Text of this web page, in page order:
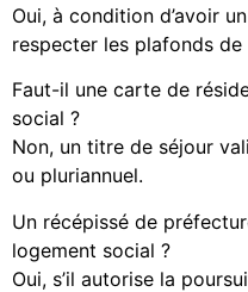
Oui, à condition d’avoir
respecter les plafonds de
Faut-il une carte de
social ?
Non, un titre de séjour
ou pluriannuel.
Un récépissé de
logement social ?
Oui, s’il autorise la